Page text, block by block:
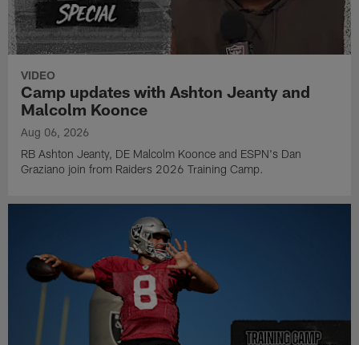
VIDEO
Camp updates with Ashton Jeanty and
Malcolm Koonce
Aug 06, 2026
RB Ashton Jeanty, DE Malcolm Koonce and ESPN's Dan
Graziano join from Raiders 2026 Training Camp.